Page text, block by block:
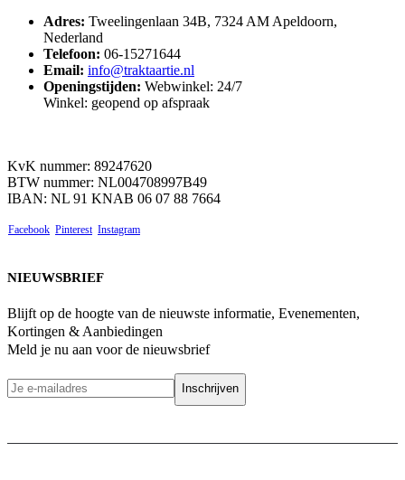
Adres: Tweelingenlaan 34B, 7324 AM Apeldoorn,
Nederland
Telefoon: 06-15271644
Email: info@traktaartie.nl
Openingstijden: Webwinkel: 24/7
Winkel: geopend op afspraak
KvK nummer: 89247620
BTW nummer: NL004708997B49
IBAN: NL 91 KNAB 06 07 88 7664
Facebook Pinterest Instagram
NIEUWSBRIEF
Blijft op de hoogte van de nieuwste informatie, Evenementen,
Kortingen & Aanbiedingen
Meld je nu aan voor de nieuwsbrief